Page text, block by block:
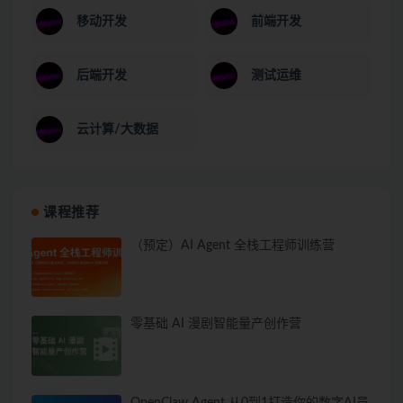
移动开发 前端开发
后端开发 测试运维
云计算/大数据
课程推荐
（预定）AI Agent 全栈工程师训练营
零基础 AI 漫剧智能量产创作营